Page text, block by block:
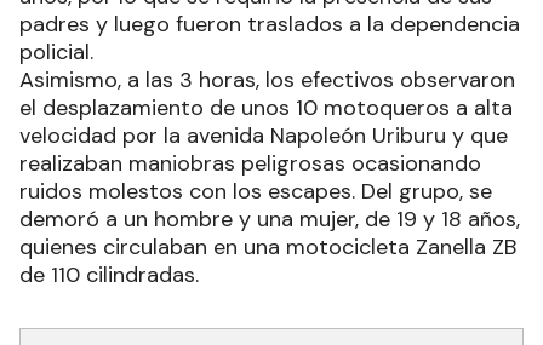
padres y luego fueron traslados a la dependencia
policial.
Asimismo, a las 3 horas, los efectivos observaron
el desplazamiento de unos 10 motoqueros a alta
velocidad por la avenida Napoleón Uriburu y que
realizaban maniobras peligrosas ocasionando
ruidos molestos con los escapes. Del grupo, se
demoró a un hombre y una mujer, de 19 y 18 años,
quienes circulaban en una motocicleta Zanella ZB
de 110 cilindradas.